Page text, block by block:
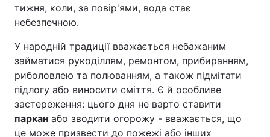
тижня, коли, за повір'ями, вода стає
небезпечною.
У народній традиції вважається небажаним
займатися рукоділлям, ремонтом, прибиранням,
риболовлею та полюванням, а також підмітати
підлогу або виносити сміття. Є й особливе
застереження: цього дня не варто ставити
паркан або зводити огорожу - вважається, що
це може призвести до пожежі або інших